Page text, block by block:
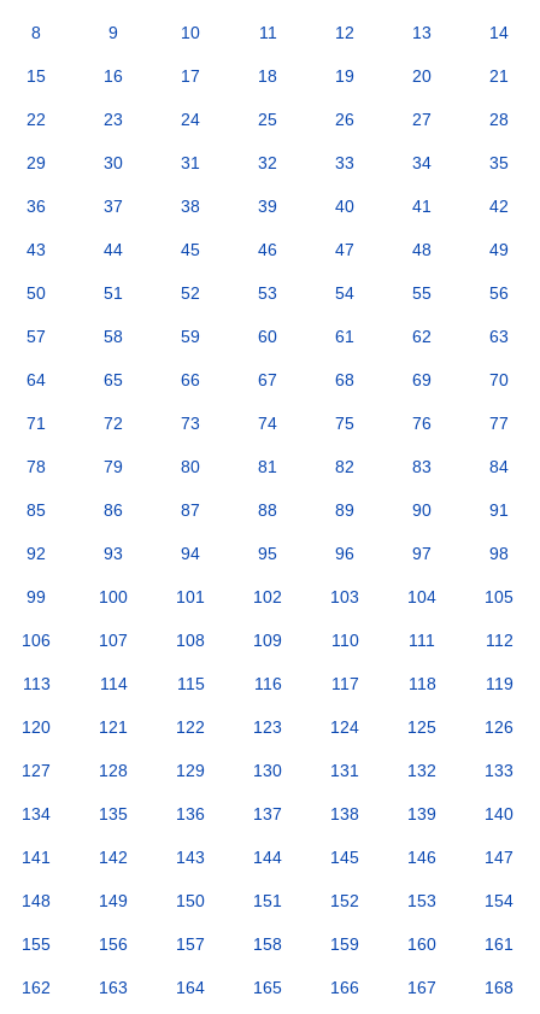
8 9 10 11 12 13 14
15 16 17 18 19 20 21
22 23 24 25 26 27 28
29 30 31 32 33 34 35
36 37 38 39 40 41 42
43 44 45 46 47 48 49
50 51 52 53 54 55 56
57 58 59 60 61 62 63
64 65 66 67 68 69 70
71 72 73 74 75 76 77
78 79 80 81 82 83 84
85 86 87 88 89 90 91
92 93 94 95 96 97 98
99 100 101 102 103 104 105
106 107 108 109 110 111 112
113 114 115 116 117 118 119
120 121 122 123 124 125 126
127 128 129 130 131 132 133
134 135 136 137 138 139 140
141 142 143 144 145 146 147
148 149 150 151 152 153 154
155 156 157 158 159 160 161
162 163 164 165 166 167 168